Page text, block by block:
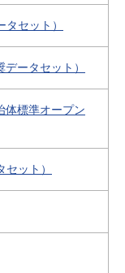
セット）
ータセット）
体標準オープン
ット）